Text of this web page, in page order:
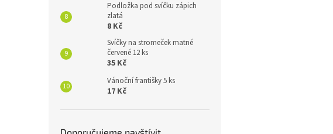
Podložka pod svíčku zápich
zlatá
8 Kč
Svíčky na stromeček matné
červené 12 ks
35 Kč
Vánoční františky 5 ks
17 Kč